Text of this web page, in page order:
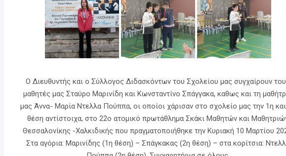
Ο Διευθυντής και ο Σύλλογος Διδασκόντων του Σχολείου μας συγχαίρουν
μαθητές μας Σταύρο Μαρινίδη και Κωνσταντίνο Σπάγγακα, καθως και τη
μας Άννα- Μαρία Ντελλα Πούππα, οι οποίοι χάρισαν στο σχολείο μας την 1η
θέση αντίστοιχα, στο 22ο ατομικό πρωτάθλημα Σκάκι Μαθητών και
Θεσσαλονίκης -Χαλκιδικής που πραγματοποιήθηκε την Κυριακή 10 Μαρτίου
Στα αγόρια: Μαρινίδης (1η θέση) – Σπάγκακας (2η θέση) – στα κορίτσια: